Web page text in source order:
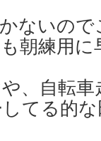
ないの
朝練用
、自転
てる的